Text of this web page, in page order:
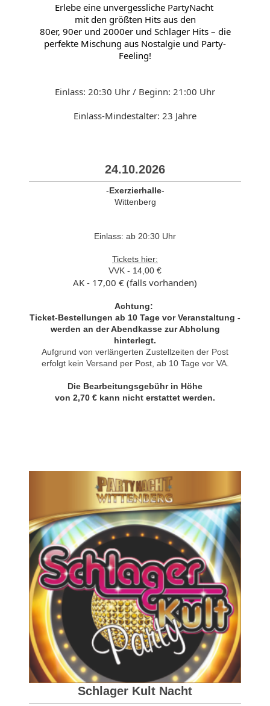
Erlebe eine unvergessliche PartyNacht
mit den größten Hits aus den
80er, 90er und 2000er und Schlager Hits – die
perfekte Mischung aus Nostalgie und Party-
Feeling!
Einlass: 20:30 Uhr / Beginn: 21:00 Uhr
Einlass-Mindestalter: 23 Jahre
24.10.2026
-Exerzierhalle-
Wittenberg
Einlass: ab 20:30 Uhr
Tickets hier:
VVK - 14,00 €
AK - 17,00 € (falls vorhanden)
Achtung:
Ticket-Bestellungen ab 10 Tage vor Veranstaltung -
werden an der Abendkasse zur Abholung
hinterlegt.
Aufgrund von verlängerten Zustellzeiten der Post
erfolgt kein Versand per Post, ab 10 Tage vor VA.
Die Bearbeitungsgebühr in Höhe
von 2,70 € kann nicht erstattet werden.
Schlager Kult Nacht